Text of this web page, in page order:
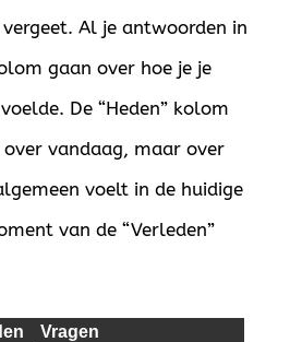
Al je antwoorden in
gaan over hoe je je
De “Heden” kolom
vandaag, maar over
voelt in de huidige
van de “Verleden”